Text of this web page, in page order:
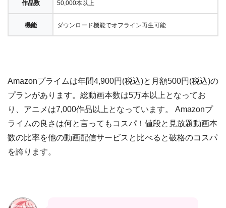
作品数 50,000本以上
機能 ダウンロード機能でオフライン再生可能
Amazonプライムは年間4,900円(税込)と月額500円(税込)の
プランがあります。総動画本数は5万本以上となってお
り、アニメは7,000作品以上となっています。 Amazonプ
ライムの良さは何と言ってもコスパ！値段と見放題動画本
数の比率を他の動画配信サービスと比べると破格のコスパ
を誇ります。